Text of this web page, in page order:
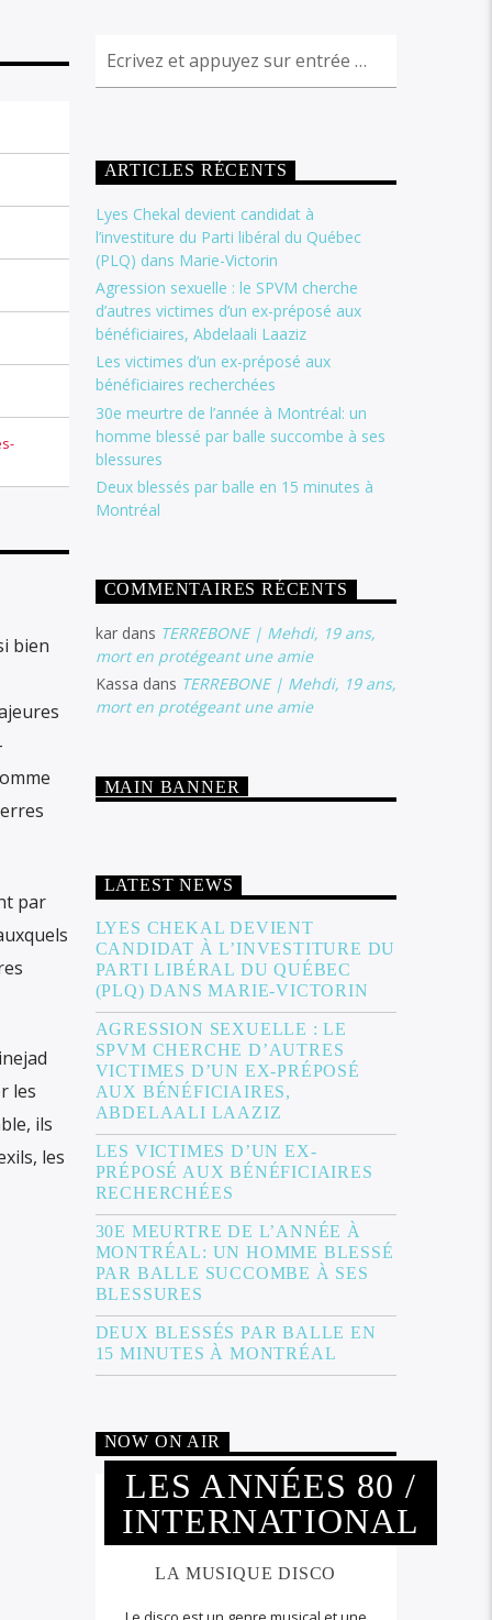
bien
par
les
ils
les
ARTICLES RÉCENTS
Lyes Chekal devient candidat à
l’investiture du Parti libéral du Québec
(PLQ) dans Marie-Victorin
Agression sexuelle : le SPVM cherche
d’autres victimes d’un ex-préposé aux
bénéficiaires, Abdelaali Laaziz
Les victimes d’un ex-préposé aux
bénéficiaires recherchées
30e meurtre de l’année à Montréal: un
homme blessé par balle succombe à ses
blessures
Deux blessés par balle en 15 minutes à
Montréal
COMMENTAIRES RÉCENTS
kardans TERREBONE | Mehdi, 19 ans,
mort en protégeant une amie
Kassa dans TERREBONE | Mehdi, 19 ans,
mort en protégeant une amie
MAIN BANNER
LATEST NEWS
LYES CHEKAL DEVIENT
CANDIDAT À L’INVESTITURE DU
PARTI LIBÉRAL DU QUÉBEC
(PLQ) DANS MARIE-VICTORIN
AGRESSION SEXUELLE : LE
SPVM CHERCHE D’AUTRES
VICTIMES D’UN EX-PRÉPOSÉ
AUX BÉNÉFICIAIRES,
ABDELAALI LAAZIZ
LES VICTIMES D’UN EX-
PRÉPOSÉ AUX BÉNÉFICIAIRES
RECHERCHÉES
30E MEURTRE DE L’ANNÉE À
MONTRÉAL: UN HOMME BLESSÉ
PAR BALLE SUCCOMBE À SES
BLESSURES
DEUX BLESSÉS PAR BALLE EN
15 MINUTES À MONTRÉAL
NOW ON AIR
LES ANNÉES 80 /
INTERNATIONAL
LA MUSIQUE DISCO